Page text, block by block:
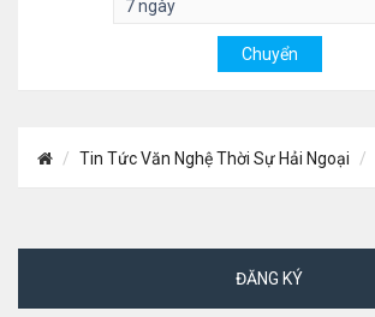
Tin Tức Văn Nghệ Thời Sự Hải Ngoại
ĐĂNG KÝ